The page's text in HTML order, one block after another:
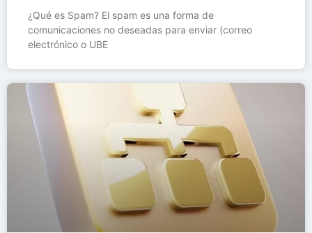
¿Qué es Spam? El spam es una forma de
comunicaciones no deseadas para enviar (correo
electrónico o UBE